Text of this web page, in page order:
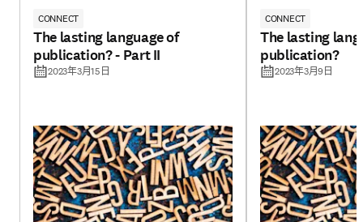
CONNECT
The lasting language of
publication? - Part II
2023年3月15日
CONNECT
The lasting
publication?
2023年3月9日